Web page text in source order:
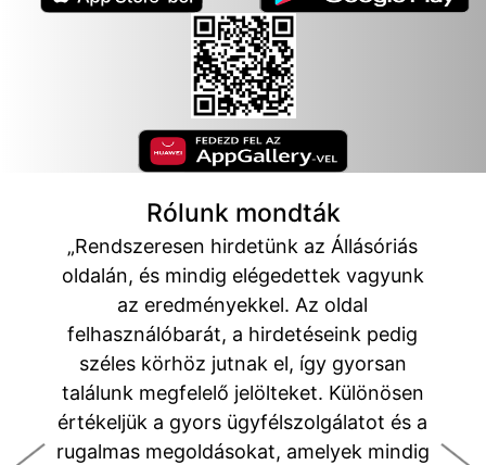
Rólunk mondták
„Rendszeresen hirdetünk az Állásóriás
oldalán, és mindig elégedettek vagyunk
az eredményekkel. Az oldal
felhasználóbarát, a hirdetéseink pedig
széles körhöz jutnak el, így gyorsan
találunk megfelelő jelölteket. Különösen
értékeljük a gyors ügyfélszolgálatot és a
rugalmas megoldásokat, amelyek mindig